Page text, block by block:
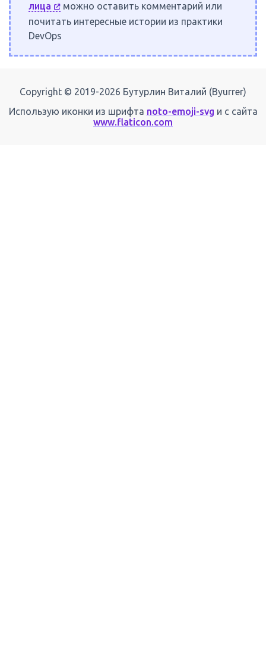
лица
можно оставить комментарий или
почитать интересные истории из практики
DevOps
Copyright © 2019-2026 Бутурлин Виталий (Byurrer)
Использую иконки из шрифта noto-emoji-svg и с сайта
www.flaticon.com